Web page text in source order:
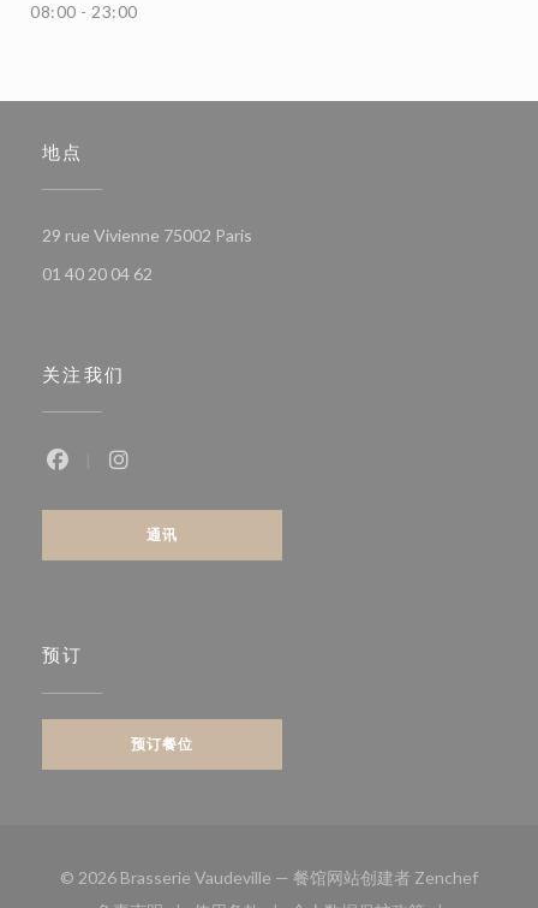
08:00 - 23:00
地点
29 rue Vivienne 75002 Paris
01 40 20 04 62
关注我们
通讯
预订
预订餐位
© 2026 Brasserie Vaudeville — 餐馆网站创建者 Zenchef((在新